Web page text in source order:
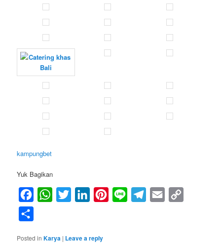
kampungbet
Yuk Bagikan
FacebookWhatsApp
Twitter LinkedInPinterest
Line Telegram
Email
Posted in Karya | Leave a reply